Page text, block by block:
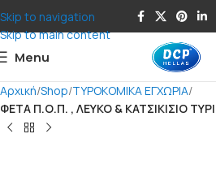
Skip to navigation
Skip to main content
Menu
Αρχική Shop ΤΥΡΟΚΟΜΙΚΑ ΕΓΧΩΡΙΑ
ΦΕΤΑ Π.Ο.Π. , ΛΕΥΚΟ & ΚΑΤΣΙΚΙΣΙΟ ΤΥΡΙ